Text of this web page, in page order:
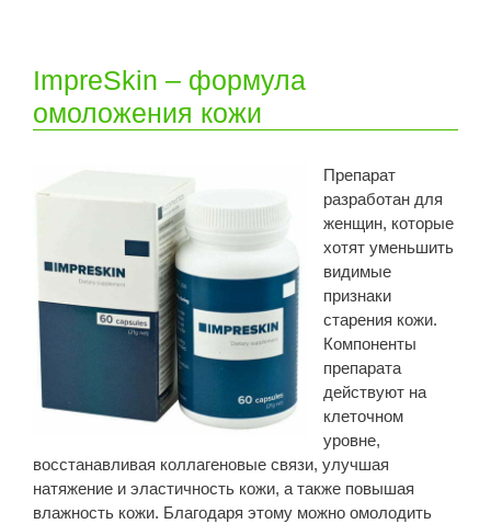
ImpreSkin – формула
омоложения кожи
Препарат
разработан для
женщин, которые
хотят уменьшить
видимые
признаки
старения кожи.
Компоненты
препарата
действуют на
клеточном
уровне,
восстанавливая коллагеновые связи, улучшая
натяжение и эластичность кожи, а также повышая
влажность кожи. Благодаря этому можно омолодить